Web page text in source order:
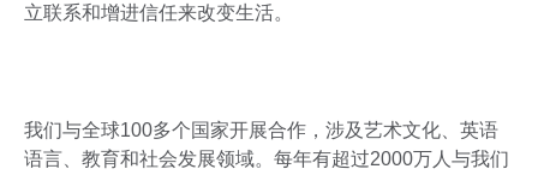
立联系和增进信任来改变生活。
我们与全球100多个国家开展合作，涉及艺术文化、英语
语言、教育和社会发展领域。每年有超过2000万人与我们